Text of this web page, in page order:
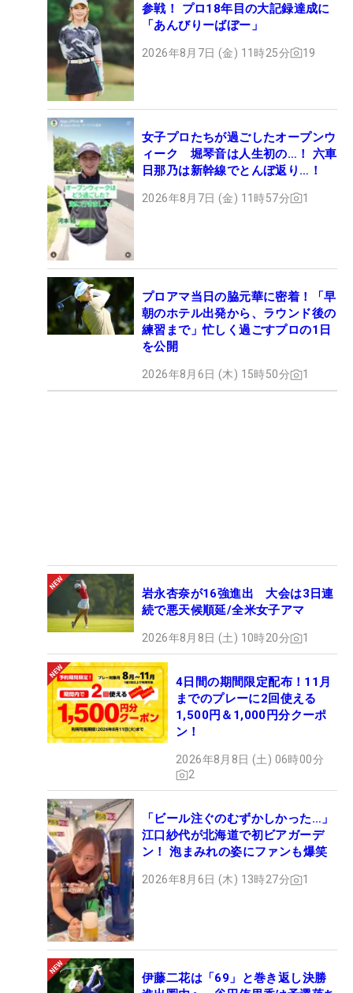
参戦！ プロ18年目の大記録達成に
「あんびりーばぼー」
2026年8月7日 (金) 11時25分 19
女子プロたちが過ごしたオープンウ
ィーク 堀琴音は人生初の…！ 六車
日那乃は新幹線でとんぼ返り…！
2026年8月7日 (金) 11時57分 1
プロアマ当日の脇元華に密着！「早
朝のホテル出発から、ラウンド後の
練習まで」忙しく過ごすプロの1日
を公開
2026年8月6日 (木) 15時50分 1
岩永杏奈が16強進出 大会は3日連
続で悪天候順延/全米女子アマ
2026年8月8日 (土) 10時20分 1
4日間の期間限定配布！11月
までのプレーに2回使える
1,500円＆1,000円分クーポ
ン！
2026年8月8日 (土) 06時00分
2
「ビール注ぐのむずかしかった…」
江口紗代が北海道で初ビアガーデ
ン！ 泡まみれの姿にファンも爆笑
2026年8月6日 (木) 13時27分 1
伊藤二花は「69」と巻き返し決勝